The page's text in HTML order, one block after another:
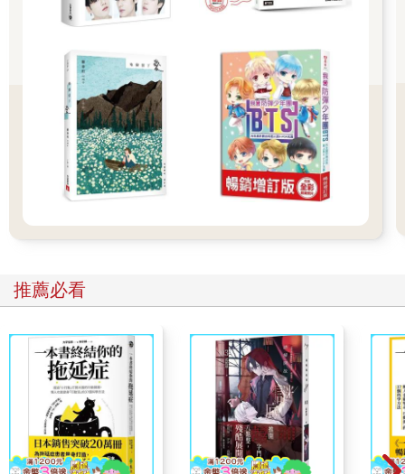
推薦必看